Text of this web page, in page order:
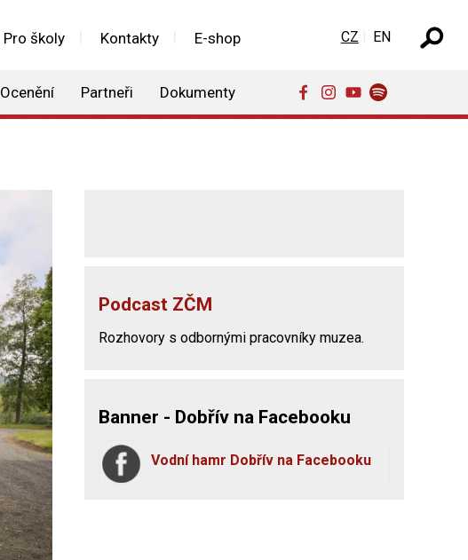
Pro školy Kontakty E-shop
Ocenění Partneři Dokumenty
Zvolte jazyk
CZ EN
Podcast ZČM
Rozhovory s odbornými pracovníky muzea.
Banner - Dobřív na Facebooku
Vodní hamr Dobřív na Facebooku